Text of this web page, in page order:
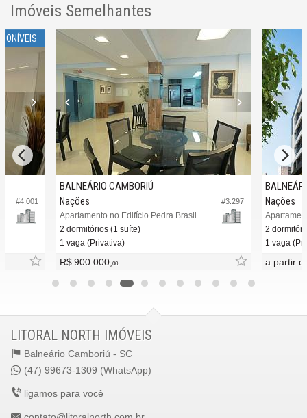
Imóveis Semelhantes
#4.001 #3.297
BALNEÁRIO CAMBORIÚ
Nações
Apartamento no Edifício Pedra Brasil
2 dormitórios (1 suíte)
1 vaga (Privativa)
R$ 900.000, 00
Nações
2
1 vaga
a partir
LITORAL NORTH IMÓVEIS
Balneário Camboriú - SC
(47) 99673-1309 (WhatsApp)
ligamos para você